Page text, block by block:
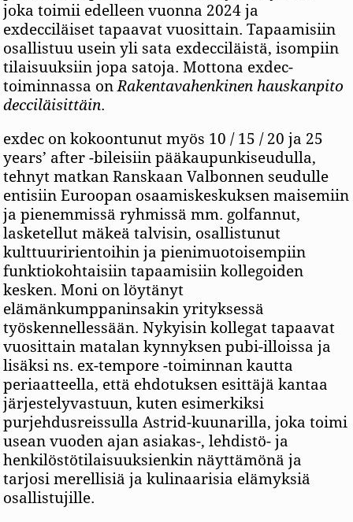
joka toimii edelleen vuonna 2024 ja
exdecciläiset tapaavat vuosittain. Tapaamisiin
osallistuu usein yli sata exdecciläistä, isompiin
tilaisuuksiin jopa satoja. Mottona exdec-
toiminnassa onRakentavahenkinen hauskanpito
decciläisittäin.
exdec on kokoontunut myös 10 / 15 / 20 ja 25
years’ after -bileisiin pääkaupunkiseudulla,
tehnyt matkan Ranskaan Valbonnen seudulle
entisiin Euroopan osaamiskeskuksen maisemiin
ja pienemmissä ryhmissä mm. golfannut,
lasketellut mäkeä talvisin, osallistunut
kulttuuririentoihin ja pienimuotoisempiin
funktiokohtaisiin tapaamisiin kollegoiden
kesken. Moni on löytänyt
elämänkumppaninsakin yrityksessä
työskennellessään. Nykyisin kollegat tapaavat
vuosittain matalan kynnyksen pubi-illoissa ja
lisäksi ns. ex-tempore -toiminnan kautta
periaatteella, että ehdotuksen esittäjä kantaa
järjestelyvastuun, kuten esimerkiksi
purjehdusreissulla Astrid-kuunarilla, joka toimi
usean vuoden ajan asiakas-, lehdistö- ja
henkilöstötilaisuuksienkin näyttämönä ja
tarjosi merellisiä ja kulinaarisia elämyksiä
osallistujille.